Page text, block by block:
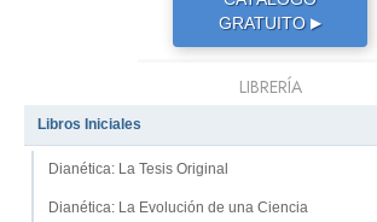
GRATUITO ▶
LIBRERÍA
Libros Iniciales
Dianética: La Tesis Original
Dianética: La Evolución de una Ciencia